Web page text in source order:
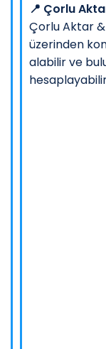
📍 Çorlu
Çorlu Aktar
üzerinden
alabilir ve